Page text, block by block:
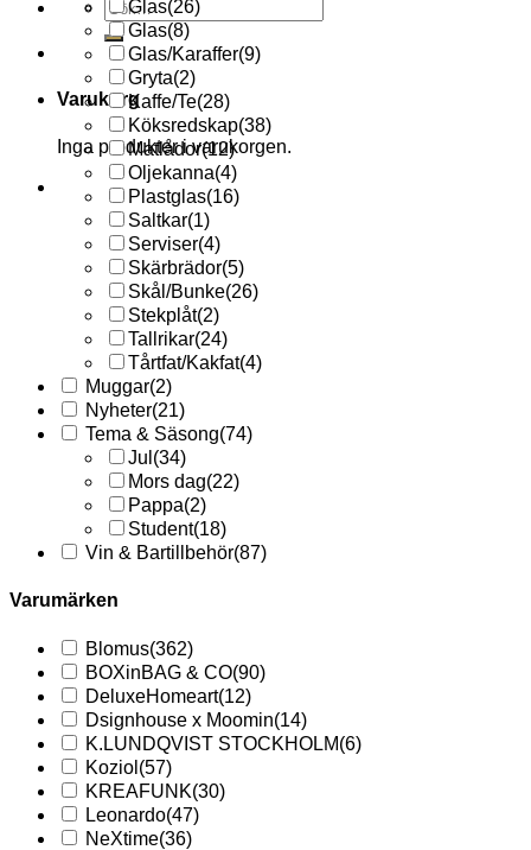
Sök
efter:
Varukorg
Inga produkter i varukorgen.
Glas(26)
Glas(8)
Glas/Karaffer(9)
Gryta(2)
Kaffe/Te(28)
Köksredskap(38)
Matlådor(12)
Oljekanna(4)
Plastglas(16)
Saltkar(1)
Serviser(4)
Skärbrädor(5)
Skål/Bunke(26)
Stekplåt(2)
Tallrikar(24)
Tårtfat/Kakfat(4)
Muggar(2)
Nyheter(21)
Tema & Säsong(74)
Jul (34)
Mors dag(22)
Pappa(2)
Student(18)
Vin & Bartillbehör(87)
Varumärken
Blomus(362)
BOXinBAG & CO(90)
DeluxeHomeart(12)
Dsignhouse x Moomin(14)
K.LUNDQVIST STOCKHOLM(6)
Koziol (57)
KREAFUNK(30)
Leonardo(47)
NeXtime(36)